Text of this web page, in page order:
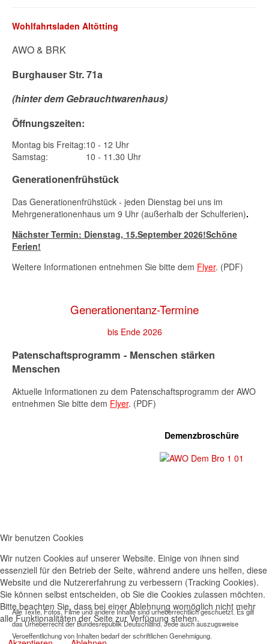
Wohlfahrtsladen Altötting
AWO & BRK
Burghauser Str. 71a
(hinter dem Gebrauchtwarenhaus)
Öffnungszeiten:
Montag bis Freitag:10 - 12 Uhr
Samstag:
10 - 11.30 Uhr
Generationenfrühstück
Das Generationenfrühstück - jeden Dienstag bei uns im
Mehrgenerationenhaus um 9 Uhr (außerhalb der Schulferien).
Nächster Termin: Dienstag, 15.September 2026!Schöne
Ferien!
Weitere Informationen entnehmen Sie bitte dem Flyer. (PDF)
Generationentanz-Termine
bis Ende 2026
Patenschaftsprogramm - Menschen stärken
Menschen
Aktuelle Informationen zu dem Patenschaftsprogramm der AWO
entnehmen Sie bitte dem Flyer. (PDF)
Demenzbroschüre
Alle Texte, Fotos, Filme und andere Inhalte sind urheberrechtlich geschuetzt. Es gilt
das Urheberrecht der Bundesrepublik Deutschland. Jede auch auszugsweise
Veroeffentlichung von Inhalten bedarf der schriftlichen Genehmigung.
Wir benutzen Cookies
Wir nutzen Cookies auf unserer Website. Einige von ihnen sind
essenziell für den Betrieb der Seite, während andere uns helfen, diese
Website und die Nutzererfahrung zu verbessern (Tracking Cookies).
Sie können selbst entscheiden, ob Sie die Cookies zulassen möchten.
Bitte beachten Sie, dass bei einer Ablehnung womöglich nicht mehr
alle Funktionalitäten der Seite zur Verfügung stehen.